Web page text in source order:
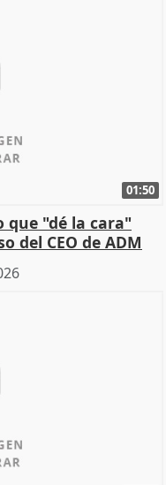
01:50
que "dé la cara"
del CEO de ADM